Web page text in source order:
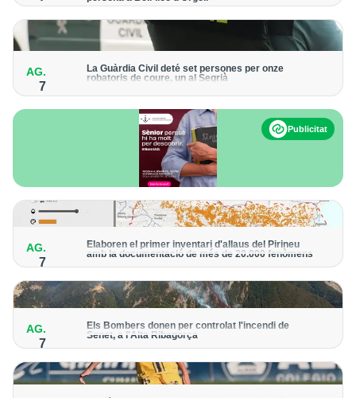
forma progressiva
AG.
7
La Guàrdia Civil deté set persones per onze
robatoris de coure, un al Segrià
Publicitat
AG.
7
Elaboren el primer inventari d'allaus del Pirineu
amb la documentació de més de 20.000 fenòmens
Obra de l'Institut Cartogràfic i Geològic de Catalunya, amb
AG.
7
Els Bombers donen per controlat l'incendi de
Senet, a l'Alta Ribagorça
El cos manté la vigilància de la zona amb drons i mitjans aeris